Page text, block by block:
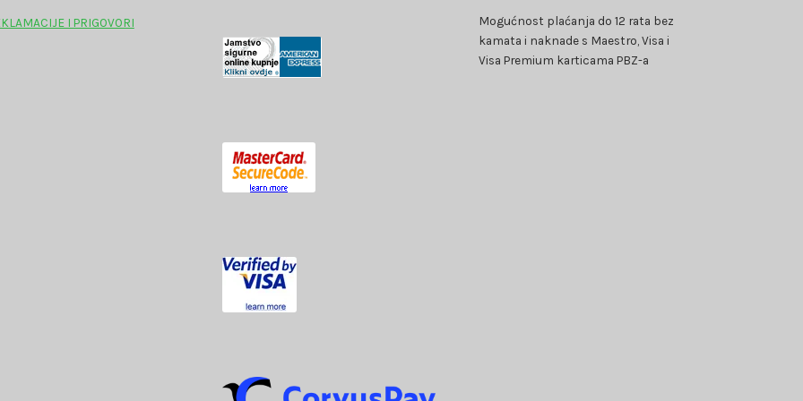
I PRIGOVORI
Mogućnost plaćanja do 12 rata bez
kamata i naknade s Maestro, Visa i
Visa Premium karticama PBZ-a